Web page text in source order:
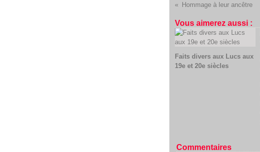
Hommage à leur ancêtre
Vous aimerez aussi :
Faits divers aux Lucs aux
19e et 20e siècles
Commentaires